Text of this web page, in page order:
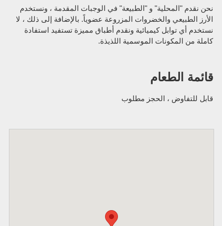
نحن نقدم "المحلية" و "الطبيعة" في الوجبات المقدمة ، ونستخدم
الأرز الطبيعي والخضروات المزروعة عضوياً. بالإضافة إلى ذلك ، لا
نستخدم أي توابل كيميائية ونقدم أطباق مميزة تستفيد استفادة
كاملة من المكونات الموسمية اللذيذة.
قائمة الطعام
قابل للتفاوض ، الحجز مطلوب